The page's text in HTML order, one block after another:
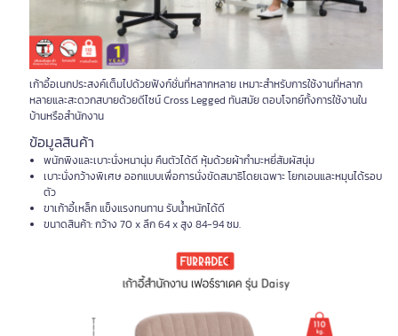
เก้าอี้อเนกประสงค์เต็มไปด้วยฟังก์ชั่นที่หลากหลาย เหมาะสำหรับการใช้งานที่หลาก
หลายและสะดวกสบายด้วยดีไซน์ Cross Legged ทันสมัย ตอบโจทย์ทั้งการใช้งานใน
บ้านหรือสำนักงาน
ข้อมูลสินค้า
พนักพิงและเบาะนั่งหนานุ่ม คืนตัวได้ดี หุ้มด้วยผ้ากำมะหยี่สัมผัสนุ่ม
เบาะนั่งกว้างพิเศษ ออกแบบเพื่อการนั่งขัดสมาธิโดยเฉพาะ โยกเอนและหมุนได้รอบ
ตัว
ขาเก้าอี้เหล็ก แข็งแรงทนทาน รับน้ำหนักได้ดี
ขนาดสินค้า: กว้าง 70 x ลึก 64 x สูง 84-94 ซม.